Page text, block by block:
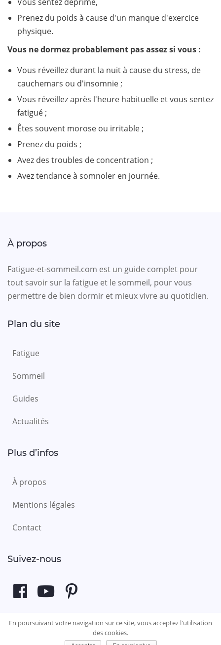
Prenez du poids à cause d'un manque d'exercice
physique.
Vous ne dormez probablement pas assez si vous :
Vous réveillez durant la nuit à cause du stress, de
cauchemars ou d'insomnie ;
Vous réveillez après l'heure habituelle et vous sentez
fatigué ;
Êtes souvent morose ou irritable ;
Prenez du poids ;
Avez des troubles de concentration ;
Avez tendance à somnoler en journée.
À propos
Fatigue-et-sommeil.com est un guide complet pour
tout savoir sur la fatigue et le sommeil, pour vous
permettre de bien dormir et mieux vivre au quotidien.
Plan du site
Fatigue
Sommeil
Guides
Actualités
Plus d’infos
À propos
Mentions légales
Contact
Suivez-nous
©2020Sleeps
En poursuivant votre navigation sur ce site, vous acceptez l'utilisation
des cookies.